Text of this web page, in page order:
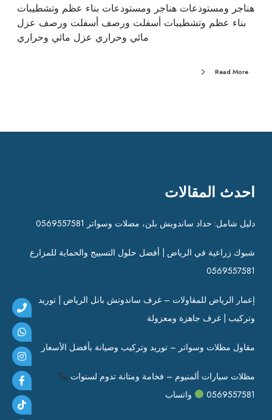
هناجر ومستودعات هناجر ومستودعات بناء عظم وتشطيبات
بناء عظم وتشطيبات أسفلت ورصف أسفلت ورصف عزل
مائي وحراري عزل مائي وحراري
Read More
احدث المقالات
دليل شامل: حداد ساندويش بلن، مضلات وسواتر 0569557581
شبوك زراعية في الرياض | أفضل حلول التسييج والحماية للمزارع
0569557581
إعمار الرياض للمقاولات – غرف ساندوتش بانل الرياض | توريد
وتركيب | غرف جاهزة ومعزولة
مقاول مظلات وسواتر – توريد وتركيب وصيانة بأفضل الأسعار
مظلات سيارات ألمنيوم – فخامة ومتانة تدوم لسنوات
0569557581
واتساب